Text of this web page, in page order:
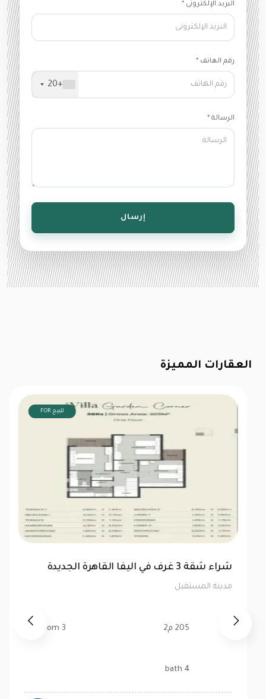
البريد الإلكترونى *
رقم الهاتف *
+20
الرسالة *
إرسال
العقارات المميزة
FOR للبيع
عرض خاص: توين هاوس 218م مع 3 غرف نوم في
ذا فاليز